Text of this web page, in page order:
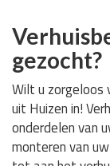
gezocht?
Wilt u zorgeloos
uit Huizen in!
onderdelen van
monteren van